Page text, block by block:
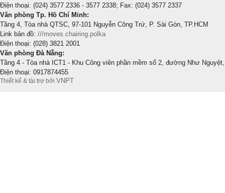
Điện thoại: (024) 3577 2336 - 3577 2338; Fax: (024) 3577 2337
Văn phòng Tp. Hồ Chí Minh:
Tầng 4, Tòa nhà QTSC, 97-101 Nguyễn Công Trứ, P. Sài Gòn, TP.HCM
Link bản đồ: ///moves.chairing.polka
Điện thoại: (028) 3821 2001
Văn phòng Đà Nẵng:
Tầng 4 - Tòa nhà ICT1 - Khu Công viên phần mềm số 2, đường Như
Điện thoại: 0917874455
Thiết kế & tài trợ bởi VNPT